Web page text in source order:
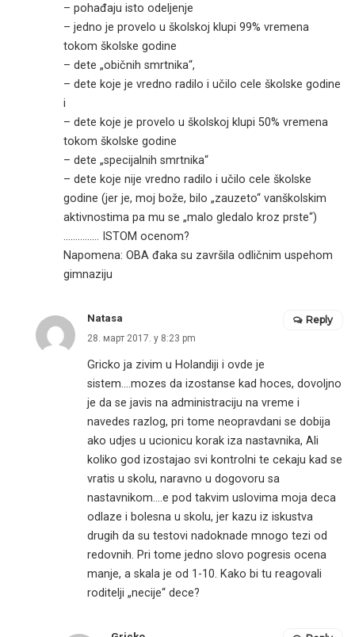
– pohađaju isto odeljenje
– jedno je provelo u školskoj klupi 99% vremena
tokom školske godine
– dete „običnih smrtnika“,
– dete koje je vredno radilo i učilo cele školske godine
i
– dete koje je provelo u školskoj klupi 50% vremena
tokom školske godine
– dete „specijalnih smrtnika“
– dete koje nije vredno radilo i učilo cele školske
godine (jer je, moj bože, bilo „zauzeto“ vanškolskim
aktivnostima pa mu se „malo gledalo kroz prste“)
…………… ISTOM ocenom?
Napomena: OBA đaka su završila odličnim uspehom
gimnaziju
Natasa
28. март 2017. у 8:23 pm
Gricko ja zivim u Holandiji i ovde je
sistem….mozes da izostanse kad hoces, dovoljno
je da se javis na administraciju na vreme i
navedes razlog, pri tome neopravdani se dobija
ako udjes u ucionicu korak iza nastavnika, Ali
koliko god izostajao svi kontrolni te cekaju kad se
vratis u skolu, naravno u dogovoru sa
nastavnikom….e pod takvim uslovima moja deca
odlaze i bolesna u skolu, jer kazu iz iskustva
drugih da su testovi nadoknade mnogo tezi od
redovnih. Pri tome jedno slovo pogresis ocena
manje, a skala je od 1-10. Kako bi tu reagovali
roditelji „necije“ dece?
Reply